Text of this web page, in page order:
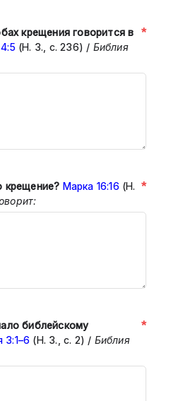
крещения говорится в
(Н. З., с. 236) / Библия
*
крещение? Марка 16:16 (Н. *
библейскому
(Н. З., с. 2) / Библия
*